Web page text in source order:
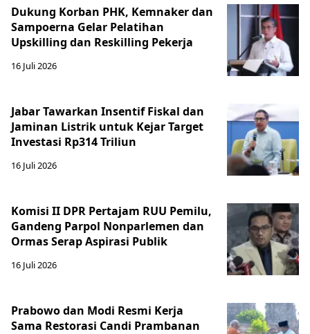
Dukung Korban PHK, Kemnaker dan
Sampoerna Gelar Pelatihan
Upskilling dan Reskilling Pekerja
16 Juli 2026
Jabar Tawarkan Insentif Fiskal dan
Jaminan Listrik untuk Kejar Target
Investasi Rp314 Triliun
16 Juli 2026
Komisi II DPR Pertajam RUU Pemilu,
Gandeng Parpol Nonparlemen dan
Ormas Serap Aspirasi Publik
16 Juli 2026
Prabowo dan Modi Resmi Kerja
Sama Restorasi Candi Prambanan